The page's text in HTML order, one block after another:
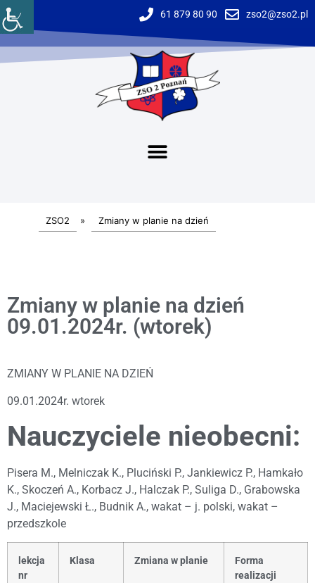
61 879 80 90 zso2@zso2.pl
ZSO2 » Zmiany w planie na dzień
Zmiany w planie na dzień
09.01.2024r. (wtorek)
ZMIANY W PLANIE NA DZIEŃ
09.01.2024r. wtorek
Nauczyciele nieobecni:
Pisera M., Melniczak K., Pluciński P., Jankiewicz P., Hamkało
K., Skoczeń A., Korbacz J., Halczak P., Suliga D., Grabowska
J., Maciejewski Ł., Budnik A., wakat – j. polski, wakat –
przedszkole
lekcja
nr
Klasa Zmiana w planie
Forma
realizacji